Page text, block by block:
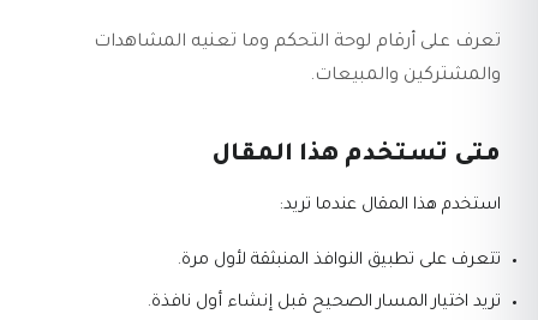
تعرف على أرقام لوحة التحكم وما تعنيه المشاهدات
والمشتركين والمبيعات.
متى تستخدم هذا المقال
استخدم هذا المقال عندما تريد:
تتعرف على تطبيق النوافذ المنبثقة لأول مرة.
تريد اختيار المسار الصحيح قبل إنشاء أول نافذة.